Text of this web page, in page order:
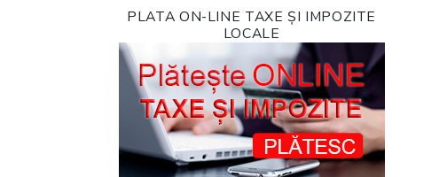
PLATA ON-LINE TAXE ȘI IMPOZITE
LOCALE